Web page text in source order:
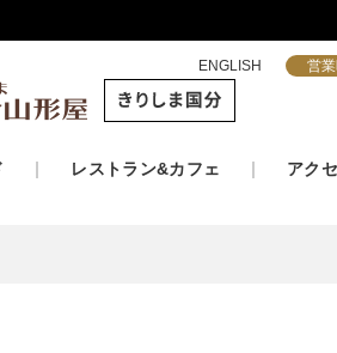
ENGLISH 営
レストラン&カフェ アク